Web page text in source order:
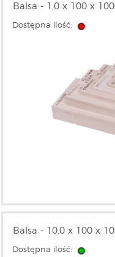
Balsa - 1,0 x 100 x
Dostępna ilość:
Balsa - 10,0 x 100 x
Dostępna ilość: